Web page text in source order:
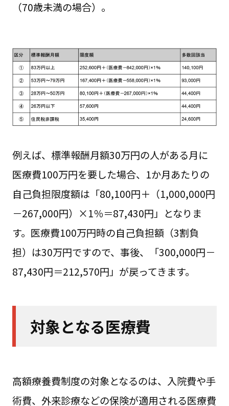
（70歳未満の場合）。
例えば、標準報酬月額30万円の人がある月に
医療費100万円を要した場合、1か月あたりの
自己負担限度額は「80,100円＋（1,000,000円
－267,000円）×1％＝87,430円」となりま
す。医療費100万円時の自己負担額（3割負
担）は30万円ですので、事後、「300,000円－
87,430円＝212,570円」が戻ってきます。
対象となる医療費
高額療養費制度の対象となるのは、入院費や手
術費、外来診療などの保険が適用される医療費